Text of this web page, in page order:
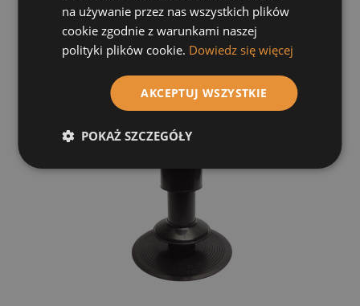
606,37 zł
Do koszyka
na używanie przez nas wszystkich plików
cookie zgodnie z warunkami naszej
polityki plików cookie. Dowiedz się więcej
AKCEPTUJ WSZYSTKIE
POKAŻ SZCZEGÓŁY